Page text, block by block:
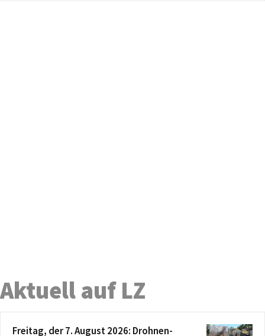
Aktuell auf LZ
Freitag, der 7. August 2026: Drohnen-